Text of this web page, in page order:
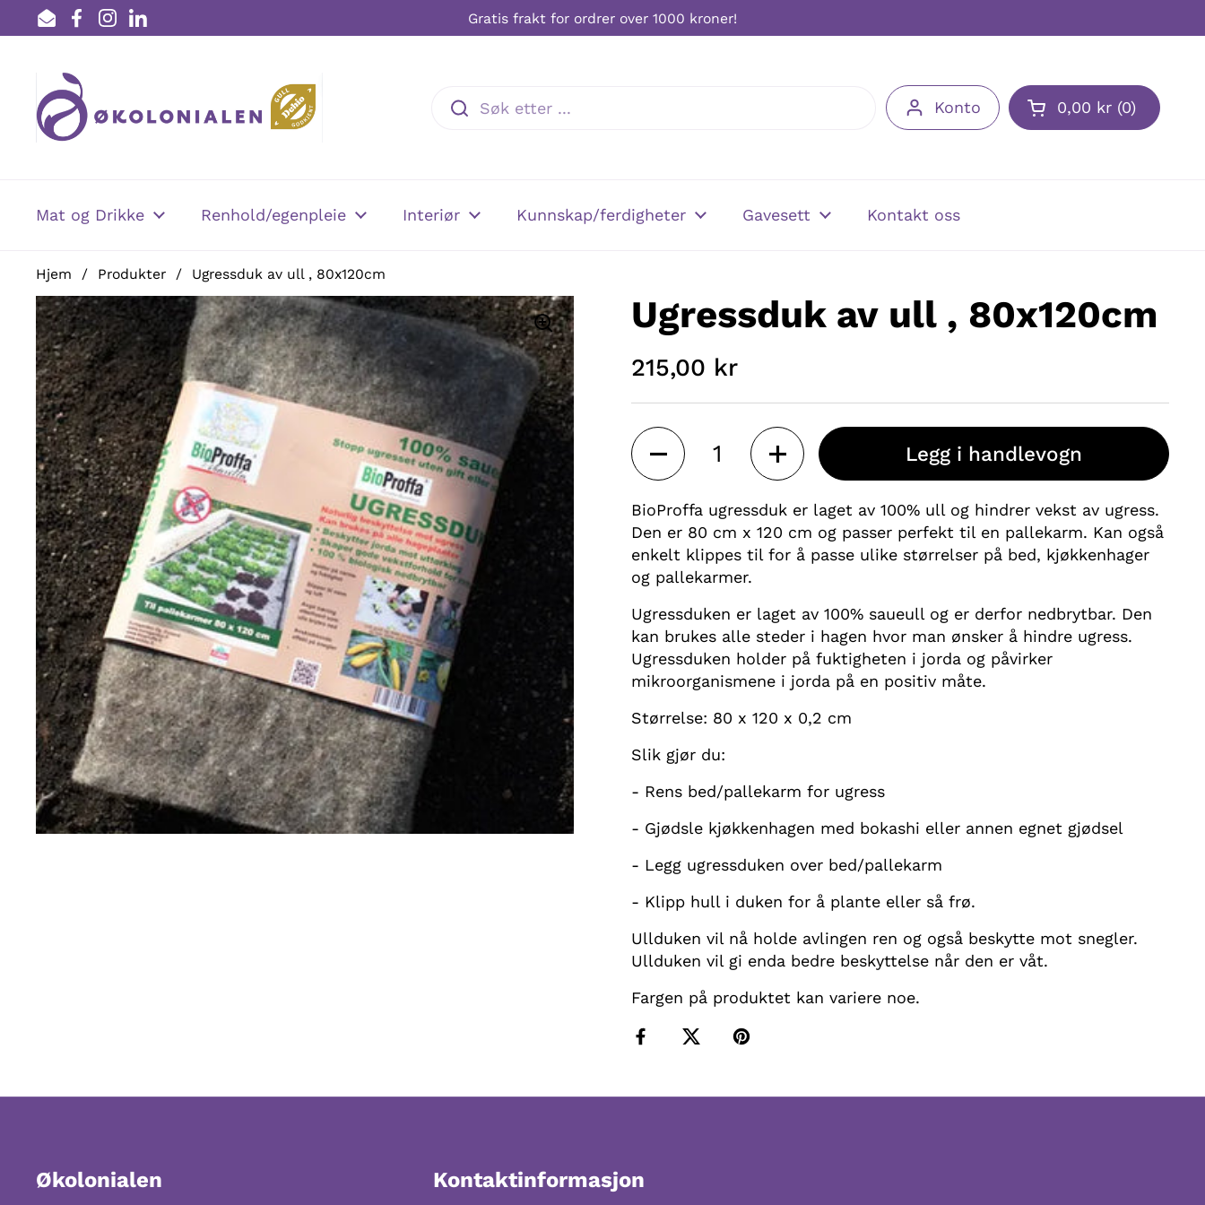
Hopp over til innhold
EmailFacebook
Instagram
LinkedIn
Gratis frakt for ordrer over 1000 kroner!
Konto 0,00 kr 0
Mat og Drikke Renhold/egenpleie Interiør Kunnskap/ferdigheter Gavesett Kontakt oss
Hjem / Produkter / Ugressduk av ull , 80x120cm
Ugressduk av ull , 80x120cm
215,00 kr
Antall
Legg i handlevogn
BioProffa ugressduk er laget av 100% ull og hindrer vekst av ugress.
Den er 80 cm x 120 cm og passer perfekt til en pallekarm. Kan også
enkelt klippes til for å passe ulike størrelser på bed, kjøkkenhager
og pallekarmer.
Ugressduken er laget av 100% saueull og er derfor nedbrytbar. Den
kan brukes alle steder i hagen hvor man ønsker å hindre ugress.
Ugressduken holder på fuktigheten i jorda og påvirker
mikroorganismene i jorda på en positiv måte.
Størrelse: 80 x 120 x 0,2 cm
Slik gjør du:
- Rens bed/pallekarm for ugress
- Gjødsle kjøkkenhagen med bokashi eller annen egnet gjødsel
- Legg ugressduken over bed/pallekarm
- Klipp hull i duken for å plante eller så frø.
Ullduken vil nå holde avlingen ren og også beskytte mot snegler.
Ullduken vil gi enda bedre beskyttelse når den er våt.
Fargen på produktet kan variere noe.
Økolonialen Kontaktinformasjon